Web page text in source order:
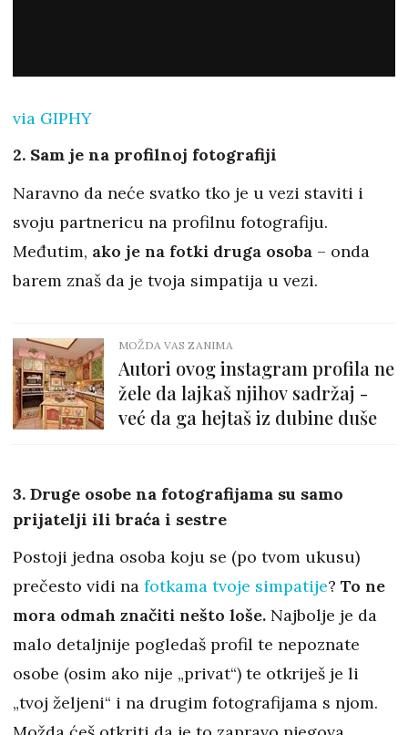
via GIPHY
2. Sam je na profilnoj fotografiji
Naravno da neće svatko tko je u vezi staviti i
svoju partnericu na profilnu fotografiju.
Međutim, ako je na fotki druga osoba – onda
barem znaš da je tvoja simpatija u vezi.
MOŽDA VAS ZANIMA
Autori ovog instagram profila ne
žele da lajkaš njihov sadržaj -
već da ga hejtaš iz dubine duše
3. Druge osobe na fotografijama su samo
prijatelji ili braća i sestre
Postoji jedna osoba koju se (po tvom ukusu)
prečesto vidi na fotkama tvoje simpatije? To ne
mora odmah značiti nešto loše. Najbolje je da
malo detaljnije pogledaš profil te nepoznate
osobe (osim ako nije „privat“) te otkriješ je li
„tvoj željeni“ i na drugim fotografijama s njom.